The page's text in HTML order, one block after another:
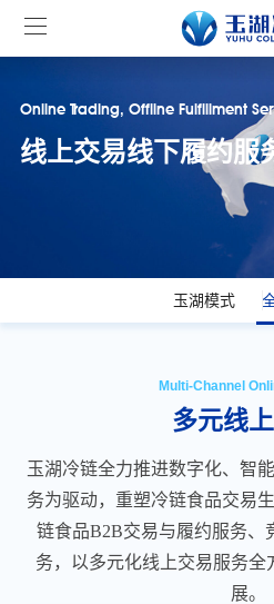
Online Trading, Offline Fulfillment
线上交易线下履约服
玉湖模式
Multi-Channel
多元线
玉湖冷链全力推进数字化、智
务为驱动，重塑冷链食品交易
链食品B2B交易与履约服务、
务，以多元化线上交易服务全
展。